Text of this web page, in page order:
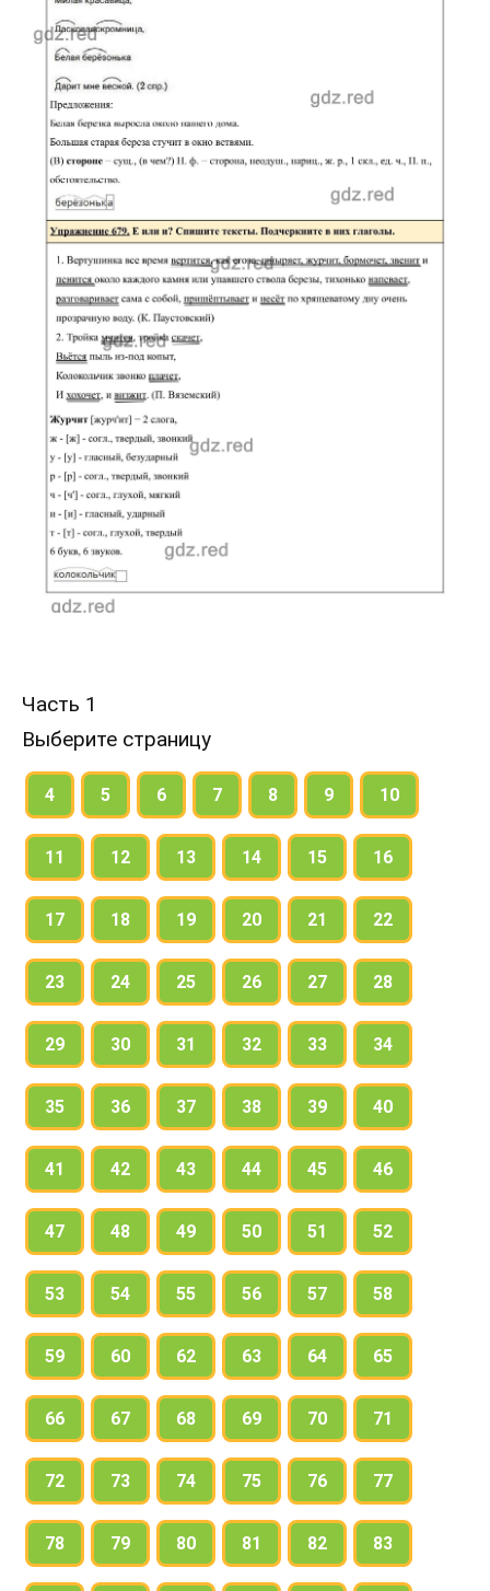
Часть 1
Выберите страницу
4 5 6 7 8 9 10
11 12 13 14 15 16
17 18 19 20 21 22
23 24 25 26 27 28
29 30 31 32 33 34
35 36 37 38 39 40
41 42 43 44 45 46
47 48 49 50 51 52
53 54 55 56 57 58
59 60 62 63 64 65
66 67 68 69 70 71
72 73 74 75 76 77
78 79 80 81 82 83